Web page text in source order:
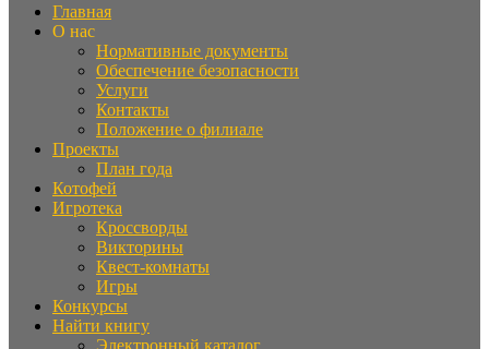
Главная
О нас
Нормативные документы
Обеспечение безопасности
Услуги
Контакты
Положение о филиале
Проекты
План года
Котофей
Игротека
Кроссворды
Викторины
Квест-комнаты
Игры
Конкурсы
Найти книгу
Электронный каталог